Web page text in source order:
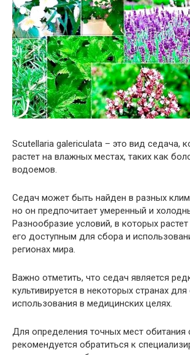
Scutellaria galericulata – это вид седача,
растет на влажных местах, таких как
водоемов.
Седач может быть найден в разных
но он предпочитает умеренный и
Разнообразие условий, в которых
его доступным для сбора и
регионах мира.
Важно отметить, что седач является
культивируется в некоторых странах
использования в медицинских целях.
Для определения точных мест обитания
рекомендуется обратиться к